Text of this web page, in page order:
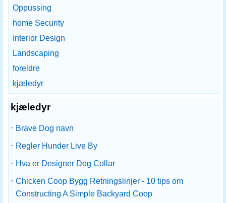
Oppussing
home Security
Interior Design
Landscaping
foreldre
kjæledyr
kjæledyr
· Brave Dog navn
· Regler Hunder Live By
· Hva er Designer Dog Collar
· Chicken Coop Bygg Retningslinjer - 10 tips om
Constructing A Simple Backyard Coop